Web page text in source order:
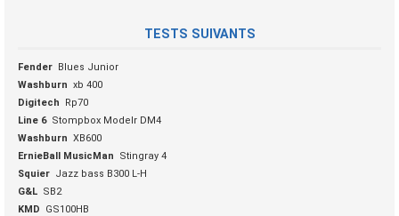
TESTS SUIVANTS
Fender Blues Junior
Washburn xb 400
Digitech
Rp70
Line 6 Stompbox Modelr DM4
Washburn XB600
ErnieBall MusicMan
Stingray 4
Squier Jazz bass B300 L-H
G&L SB2
KMD
GS100HB